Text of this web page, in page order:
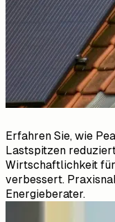
Erfahren Sie, wie
Lastspitzen
Wirtschaftlichkeit
verbessert.
Energieberater.